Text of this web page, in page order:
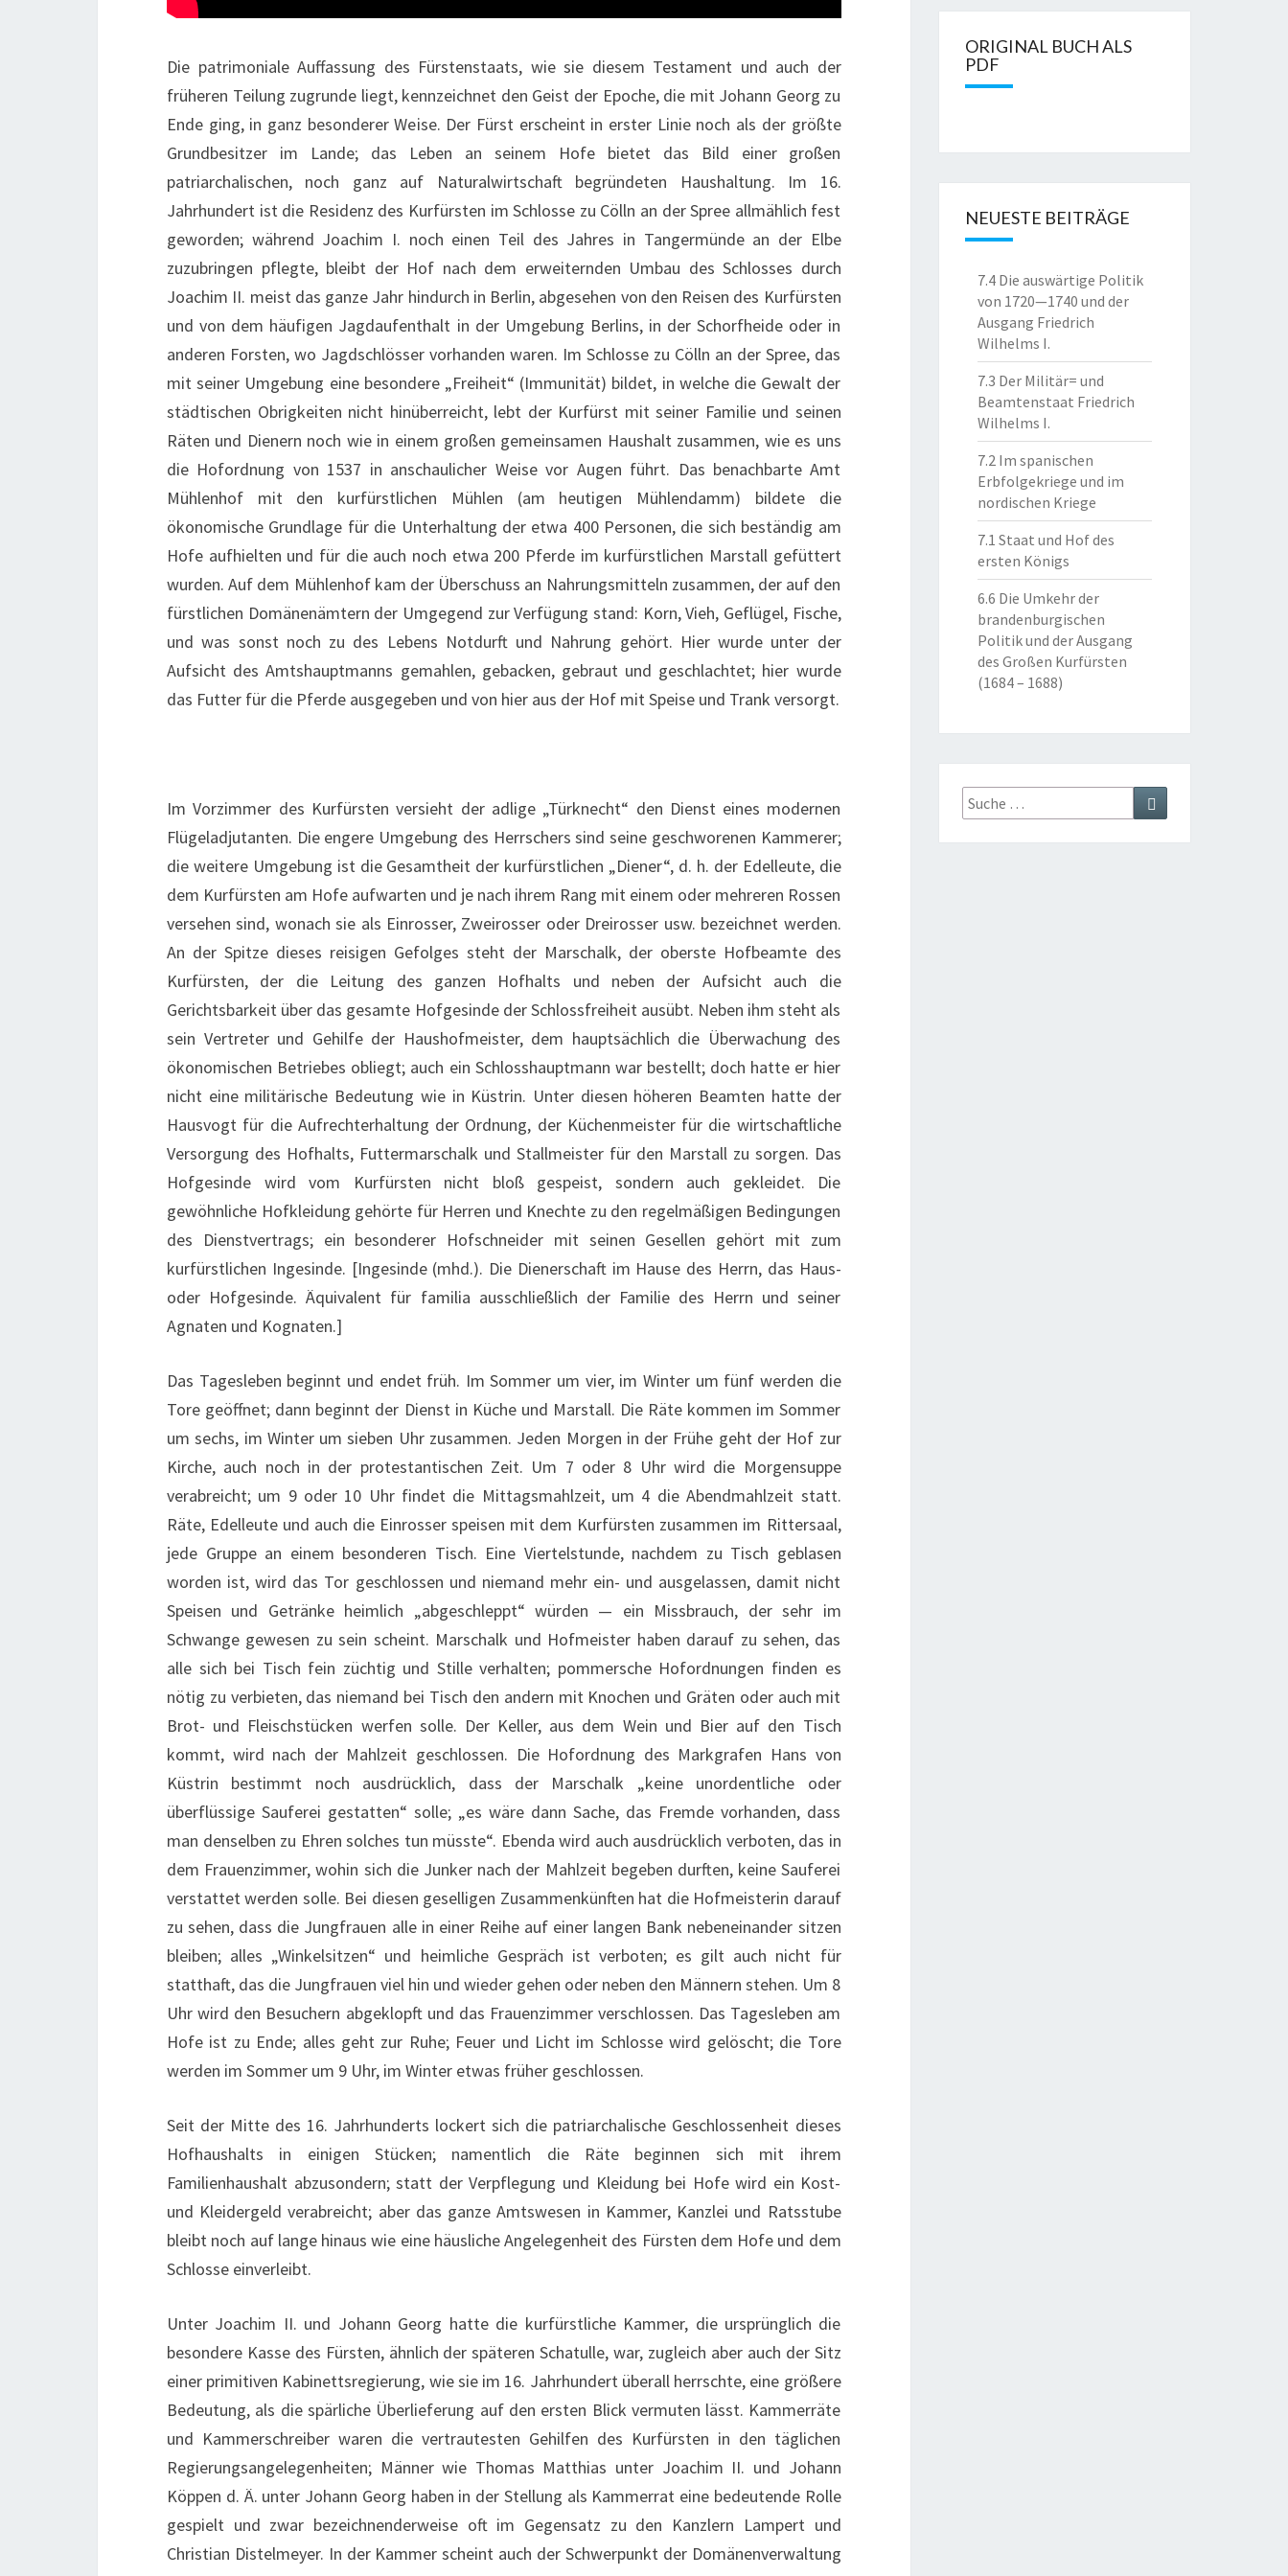
W
L
T
N
G
I
M
1
.
J
A
H
R
U
N
D
R
Die patrimoniale Auffassung des Fürstenstaats, wie sie diesem Testament und auch der
früheren Teilung zugrunde liegt, kennzeichnet den Geist der Epoche, die mit Johann Georg zu
Ende ging, in ganz besonderer Weise. Der Fürst erscheint in erster Linie noch als der größte
Grundbesitzer im Lande; das Leben an seinem Hofe bietet das Bild einer großen
patriarchalischen, noch ganz auf Naturalwirtschaft begründeten Haushaltung. Im 16.
Jahrhundert ist die Residenz des Kurfürsten im Schlosse zu Cölln an der Spree allmählich fest
geworden; während Joachim I. noch einen Teil des Jahres in Tangermünde an der Elbe
zuzubringen pflegte, bleibt der Hof nach dem erweiternden Umbau des Schlosses durch
Joachim II. meist das ganze Jahr hindurch in Berlin, abgesehen von den Reisen des Kurfürsten
und von dem häufigen Jagdaufenthalt in der Umgebung Berlins, in der Schorfheide oder in
anderen Forsten, wo Jagdschlösser vorhanden waren. Im Schlosse zu Cölln an der Spree, das
mit seiner Umgebung eine besondere „Freiheit“ (Immunität) bildet, in welche die Gewalt der
städtischen Obrigkeiten nicht hinüberreicht, lebt der Kurfürst mit seiner Familie und seinen
Räten und Dienern noch wie in einem großen gemeinsamen Haushalt zusammen, wie es uns
die Hofordnung von 1537 in anschaulicher Weise vor Augen führt. Das benachbarte Amt
Mühlenhof mit den kurfürstlichen Mühlen (am heutigen Mühlendamm) bildete die
ökonomische Grundlage für die Unterhaltung der etwa 400 Personen, die sich beständig am
Hofe aufhielten und für die auch noch etwa 200 Pferde im kurfürstlichen Marstall gefüttert
wurden. Auf dem Mühlenhof kam der Überschuss an Nahrungsmitteln zusammen, der auf den
fürstlichen Domänenämtern der Umgegend zur Verfügung stand: Korn, Vieh, Geflügel, Fische,
und was sonst noch zu des Lebens Notdurft und Nahrung gehört. Hier wurde unter der
Aufsicht des Amtshauptmanns gemahlen, gebacken, gebraut und geschlachtet; hier wurde
das Futter für die Pferde ausgegeben und von hier aus der Hof mit Speise und Trank versorgt.
Im Vorzimmer des Kurfürsten versieht der adlige „Türknecht“ den Dienst eines modernen
Flügeladjutanten. Die engere Umgebung des Herrschers sind seine geschworenen Kammerer;
die weitere Umgebung ist die Gesamtheit der kurfürstlichen „Diener“, d. h. der Edelleute, die
dem Kurfürsten am Hofe aufwarten und je nach ihrem Rang mit einem oder mehreren Rossen
versehen sind, wonach sie als Einrosser, Zweirosser oder Dreirosser usw. bezeichnet werden.
An der Spitze dieses reisigen Gefolges steht der Marschalk, der oberste Hofbeamte des
Kurfürsten, der die Leitung des ganzen Hofhalts und neben der Aufsicht auch die
Gerichtsbarkeit über das gesamte Hofgesinde der Schlossfreiheit ausübt. Neben ihm steht als
sein Vertreter und Gehilfe der Haushofmeister, dem hauptsächlich die Überwachung des
ökonomischen Betriebes obliegt; auch ein Schlosshauptmann war bestellt; doch hatte er hier
nicht eine militärische Bedeutung wie in Küstrin. Unter diesen höheren Beamten hatte der
Hausvogt für die Aufrechterhaltung der Ordnung, der Küchenmeister für die wirtschaftliche
Versorgung des Hofhalts, Futtermarschalk und Stallmeister für den Marstall zu sorgen. Das
Hofgesinde wird vom Kurfürsten nicht bloß gespeist, sondern auch gekleidet. Die
gewöhnliche Hofkleidung gehörte für Herren und Knechte zu den regelmäßigen Bedingungen
des Dienstvertrags; ein besonderer Hofschneider mit seinen Gesellen gehört mit zum
kurfürstlichen Ingesinde. [Ingesinde (mhd.). Die Dienerschaft im Hause des Herrn, das Haus-
oder Hofgesinde. Äquivalent für familia ausschließlich der Familie des Herrn und seiner
Agnaten und Kognaten.]
Das Tagesleben beginnt und endet früh. Im Sommer um vier, im Winter um fünf werden die
Tore geöffnet; dann beginnt der Dienst in Küche und Marstall. Die Räte kommen im Sommer
um sechs, im Winter um sieben Uhr zusammen. Jeden Morgen in der Frühe geht der Hof zur
Kirche, auch noch in der protestantischen Zeit. Um 7 oder 8 Uhr wird die Morgensuppe
verabreicht; um 9 oder 10 Uhr findet die Mittagsmahlzeit, um 4 die Abendmahlzeit statt.
Räte, Edelleute und auch die Einrosser speisen mit dem Kurfürsten zusammen im Rittersaal,
jede Gruppe an einem besonderen Tisch. Eine Viertelstunde, nachdem zu Tisch geblasen
worden ist, wird das Tor geschlossen und niemand mehr ein- und ausgelassen, damit nicht
Speisen und Getränke heimlich „abgeschleppt“ würden — ein Missbrauch, der sehr im
Schwange gewesen zu sein scheint. Marschalk und Hofmeister haben darauf zu sehen, das
alle sich bei Tisch fein züchtig und Stille verhalten; pommersche Hofordnungen finden es
nötig zu verbieten, das niemand bei Tisch den andern mit Knochen und Gräten oder auch mit
Brot- und Fleischstücken werfen solle. Der Keller, aus dem Wein und Bier auf den Tisch
kommt, wird nach der Mahlzeit geschlossen. Die Hofordnung des Markgrafen Hans von
Küstrin bestimmt noch ausdrücklich, dass der Marschalk „keine unordentliche oder
überflüssige Sauferei gestatten“ solle; „es wäre dann Sache, das Fremde vorhanden, dass
man denselben zu Ehren solches tun müsste“. Ebenda wird auch ausdrücklich verboten, das in
dem Frauenzimmer, wohin sich die Junker nach der Mahlzeit begeben durften, keine Sauferei
verstattet werden solle. Bei diesen geselligen Zusammenkünften hat die Hofmeisterin darauf
zu sehen, dass die Jungfrauen alle in einer Reihe auf einer langen Bank nebeneinander sitzen
bleiben; alles „Winkelsitzen“ und heimliche Gespräch ist verboten; es gilt auch nicht für
statthaft, das die Jungfrauen viel hin und wieder gehen oder neben den Männern stehen. Um 8
Uhr wird den Besuchern abgeklopft und das Frauenzimmer verschlossen. Das Tagesleben am
Hofe ist zu Ende; alles geht zur Ruhe; Feuer und Licht im Schlosse wird gelöscht; die Tore
werden im Sommer um 9 Uhr, im Winter etwas früher geschlossen.
Seit der Mitte des 16. Jahrhunderts lockert sich die patriarchalische Geschlossenheit dieses
Hofhaushalts in einigen Stücken; namentlich die Räte beginnen sich mit ihrem
Familienhaushalt abzusondern; statt der Verpflegung und Kleidung bei Hofe wird ein Kost-
und Kleidergeld verabreicht; aber das ganze Amtswesen in Kammer, Kanzlei und Ratsstube
bleibt noch auf lange hinaus wie eine häusliche Angelegenheit des Fürsten dem Hofe und dem
Schlosse einverleibt.
Unter Joachim II. und Johann Georg hatte die kurfürstliche Kammer, die ursprünglich die
besondere Kasse des Fürsten, ähnlich der späteren Schatulle, war, zugleich aber auch der Sitz
einer primitiven Kabinettsregierung, wie sie im 16. Jahrhundert überall herrschte, eine größere
Bedeutung, als die spärliche Überlieferung auf den ersten Blick vermuten lässt. Kammerräte
und Kammerschreiber waren die vertrautesten Gehilfen des Kurfürsten in den täglichen
Regierungsangelegenheiten; Männer wie Thomas Matthias unter Joachim II. und Johann
Köppen d. Ä. unter Johann Georg haben in der Stellung als Kammerrat eine bedeutende Rolle
gespielt und zwar bezeichnenderweise oft im Gegensatz zu den Kanzlern Lampert und
Christian Distelmeyer. In der Kammer scheint auch der Schwerpunkt der Domänenverwaltung
ORIGINAL BUCH ALS
PDF
NEUESTE BEITRÄGE
7.4 Die auswärtige Politik
von 1720—1740 und der
Ausgang Friedrich
Wilhelms I.
7.3 Der Militär= und
Beamtenstaat Friedrich
Wilhelms I.
7.2 Im spanischen
Erbfolgekriege und im
nordischen Kriege
7.1 Staat und Hof des
ersten Königs
6.6 Die Umkehr der
brandenburgischen
Politik und der Ausgang
des Großen Kurfürsten
(1684 – 1688)
Suche
nach: